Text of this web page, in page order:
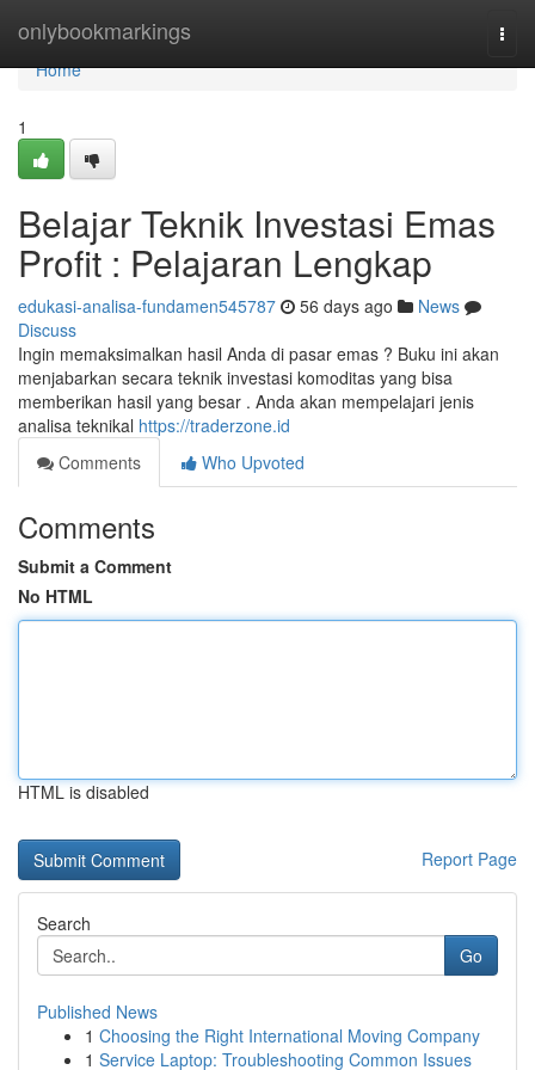
onlybookmarkings
Home
Home
1
Belajar Teknik Investasi Emas
Profit : Pelajaran Lengkap
edukasi-analisa-fundamen545787 56 days ago
News
Discuss
Ingin memaksimalkan hasil Anda di pasar emas ? Buku ini akan
menjabarkan secara teknik investasi komoditas yang bisa
memberikan hasil yang besar . Anda akan mempelajari jenis
analisa teknikal https://traderzone.id
Comments
Who Upvoted
Comments
Submit a Comment
No HTML
HTML is disabled
Report Page
Search
Go
Published News
1 Choosing the Right International Moving Company
1 Service Laptop: Troubleshooting Common Issues